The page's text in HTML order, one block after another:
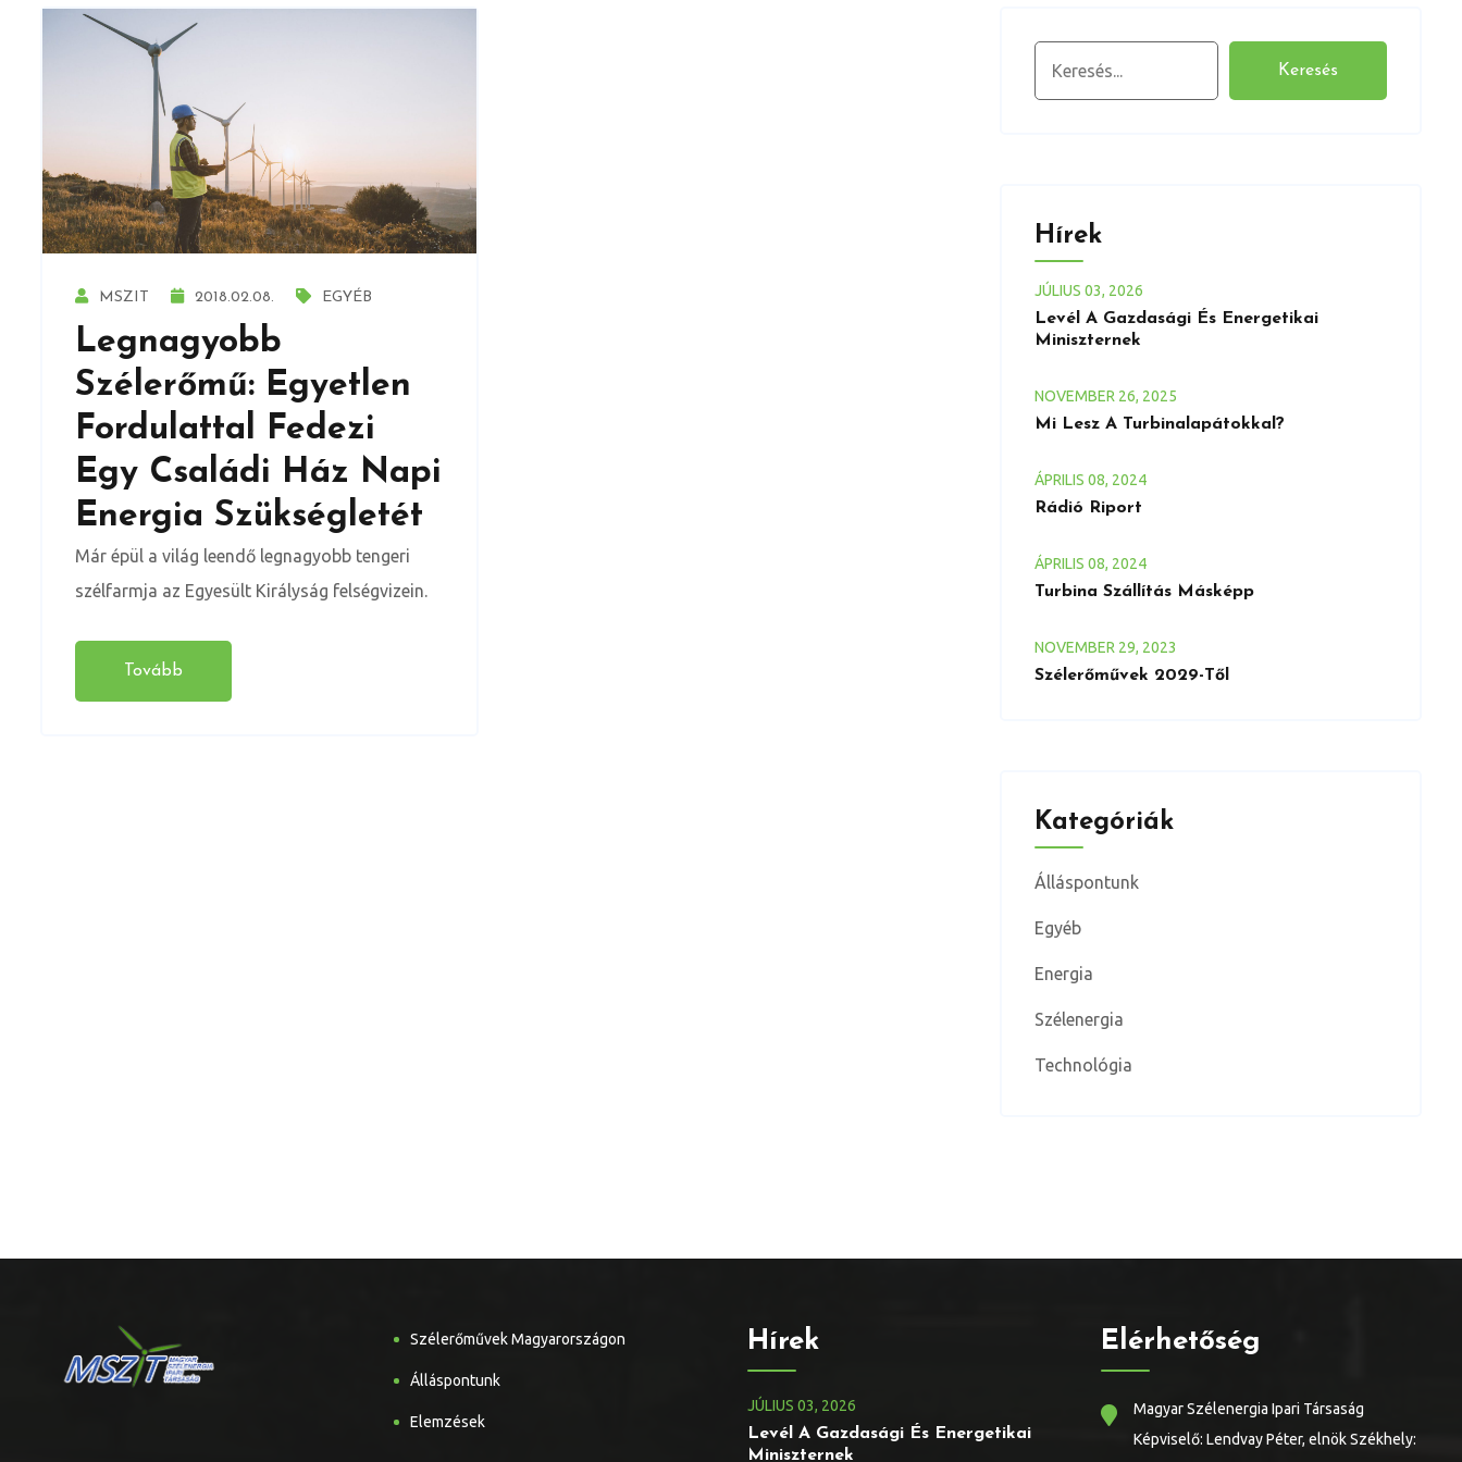
MSZIT 2018.02.08. EGYÉB
Legnagyobb
Szélerőmű: Egyetlen
Fordulattal Fedezi
Egy Családi Ház Napi
Energia Szükségletét
Már épül a világ leendő legnagyobb tengeri
szélfarmja az Egyesült Királyság felségvizein.
Tovább
Keresés
Hírek
JÚLIUS 03, 2026
Levél A Gazdasági És Energetikai
Miniszternek
NOVEMBER 26, 2025
Mi Lesz A Turbinalapátokkal?
ÁPRILIS 08, 2024
Rádió Riport
ÁPRILIS 08, 2024
Turbina Szállítás Másképp
NOVEMBER 29, 2023
Szélerőművek 2029-Től
Kategóriák
Álláspontunk
Egyéb
Energia
Szélenergia
Technológia
Szélerőművek Magyarországon
Álláspontunk
Elemzések
Hírek
JÚLIUS 03, 2026
Levél A Gazdasági És Energetikai
Miniszternek
Elérhetőség
Magyar Szélenergia Ipari Társaság
Képviselő: Lendvay Péter, elnök Székhely: